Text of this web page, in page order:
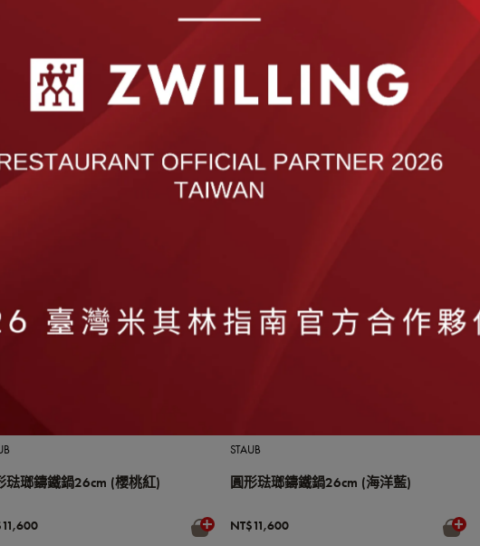
琺瑯鑄鐵鍋24cm (石墨灰)
NT$10,150
琺瑯鑄鐵鍋26cm (櫻桃紅)
STAUB
圓形琺瑯鑄鐵鍋26cm (海洋藍)
NT$11,600